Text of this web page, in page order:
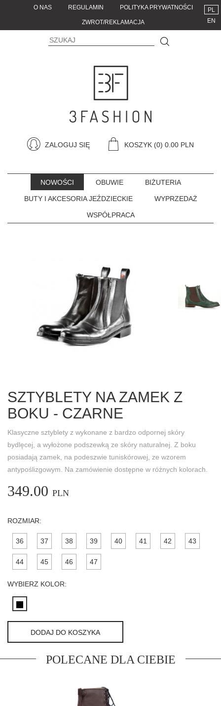
O NAS REGULAMIN POLITYKA PRYWATNOŚCI
ZWROT/REKLAMACJA
PL
EN
ZALOGUJ SIĘ KOSZYK (0) 0.00 PLN
NOWOŚCI OBUWIE BIŻUTERIA
BUTY I AKCESORIA JEŹDZIECKIE WYPRZEDAŻ
WSPÓŁPRACA
SZTYBLETY NA ZAMEK Z
BOKU - CZARNE
Klasyczne sztyblety z wykonane z bardzo odpornej skóry
bydlęcej, a wyłożone podszewką ze skóry naturalnej. Z boku
posiadają zamek, na podeszwie tuniskórowej, ze wzorem
antypoślizgowym. Na zamówienie dostępne w różnych kolorach.
349.00 PLN
ROZMIAR:
36 37 38 39 40 41 42 43
44 45 46 47
WYBIERZ KOLOR:
DODAJ DO KOSZYKA
POLECANE DLA CIEBIE